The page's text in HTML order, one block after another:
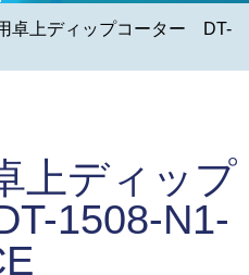
卓上ディップコーター DT-
上ディップ
1508-N1-